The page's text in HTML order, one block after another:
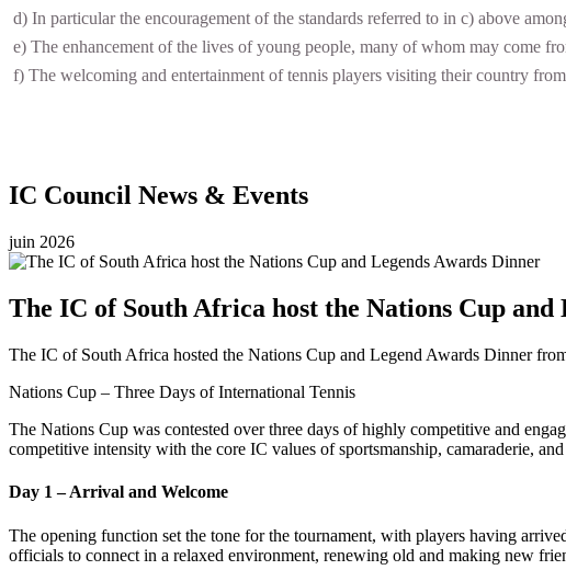
d) In particular the encouragement of the standards referred to in c) above
e) The enhancement of the lives of young people, many of whom may come
f) The welcoming and entertainment of tennis players visiting their country
IC Council News & Events
juin 2026
The IC of South Africa host the Nations Cup and
The IC of South Africa hosted the Nations Cup and Legend Awards Dinner
Nations Cup – Three Days of International Tennis
The Nations Cup was contested over three days of highly competitive and
competitive intensity with the core IC values of sportsmanship, camaraderie,
Day 1 – Arrival and Welcome
The opening function set the tone for the tournament, with players having
officials to connect in a relaxed environment, renewing old and making new